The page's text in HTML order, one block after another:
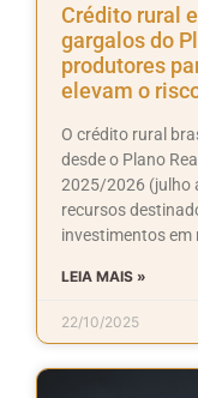
Crédito rural
gargalos do
produtores
elevam o
O crédito rural
desde o Plano
2025/2026 (julho
recursos
investimentos em
LEIA MAIS »
22/10/2025